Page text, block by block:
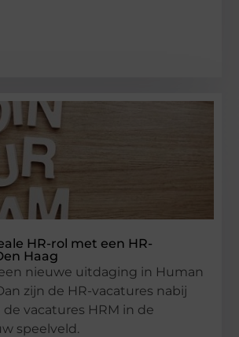
HR-rol met een HR-
Haag
nieuwe uitdaging in Human
zijn de HR-vacatures nabij
de vacatures HRM in de
speelveld.